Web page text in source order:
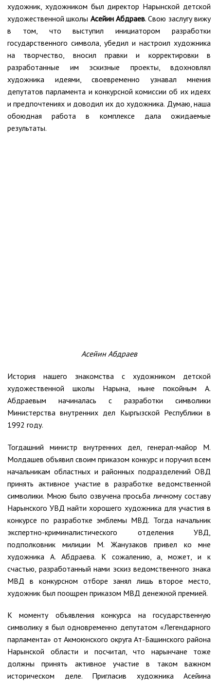
художник, художником был директор Нарынской детской
художественной школы Асейин Абдраев. Свою заслугу вижу
в том, что выступил инициатором разработки
государственного символа, убедил и настроил художника
на творчество, вносил правки и корректировки в
разработанные им эскизные проекты, вдохновлял
художника идеями, своевременно узнавал мнения
депутатов парламента и конкурсной комиссии об их идеях
и предпочтениях и доводил их до художника. Думаю, наша
обоюдная работа в комплексе дала ожидаемые
результаты.
Асейин Абдраев
История нашего знакомства с художником детской
художественной школы Нарына, ныне покойным А.
Абдраевым начиналась с разработки символики
Министерства внутренних дел Кыргызской Республики в
1992 году.
Тогдашний министр внутренних дел, генерал-майор М.
Молдашев объявил своим приказом конкурс и поручил всем
начальникам областных и районных подразделений ОВД
принять активное участие в разработке ведомственной
символики. Мною было озвучена просьба личному составу
Нарынского УВД найти хорошего художника для участия в
конкурсе по разработке эмблемы МВД. Тогда начальник
экспертно-криминалистического отделения УВД,
подполковник милиции М. Жанузаков привел ко мне
художника А. Абдраева. К сожалению, а, может, и к
счастью, разработанный нами эскиз ведомственного знака
МВД в конкурсном отборе занял лишь второе место,
художник был поощрен приказом МВД денежной премией.
К моменту объявления конкурса на государственную
символику я был одновременно депутатом «Легендарного
парламента» от Акмоюнского округа Ат-Башинского района
Нарынской области и посчитал, что нарынчане тоже
должны принять активное участие в таком важном
историческом деле. Пригласив художника Асейина